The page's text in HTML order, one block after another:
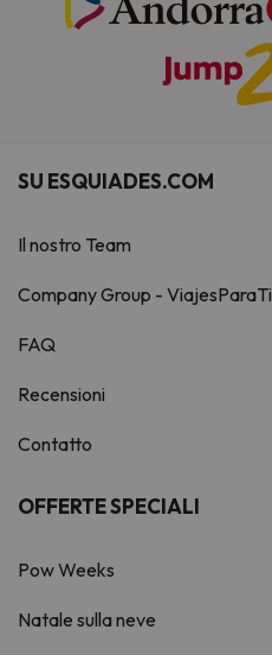
SU ESQUIADES.COM
Il nostro Team
Company Group - ViajesParaTi
FAQ
Recensioni
Contatto
OFFERTE SPECIALI
Pow Weeks
Natale sulla neve